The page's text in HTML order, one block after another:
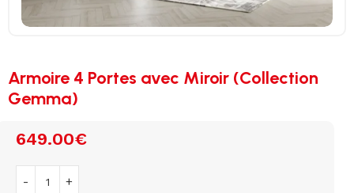
Armoire 4 Portes avec Miroir (Collection
Gemma)
649.00€